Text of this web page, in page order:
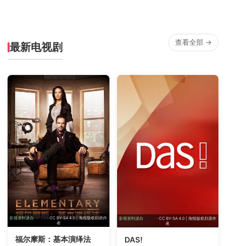
最新电视剧 查看全部 →
影视资料源自TMDB · CC BY-SA 4.0 | 海报版权归原作
者
福尔摩斯：基本演绎法
影视资料源自 TMDB · CC BY-SA 4.0 | 海报版权归原作
者
DAS!